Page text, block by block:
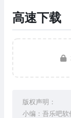
高速下载
版权声明：
小编：吾乐吧软